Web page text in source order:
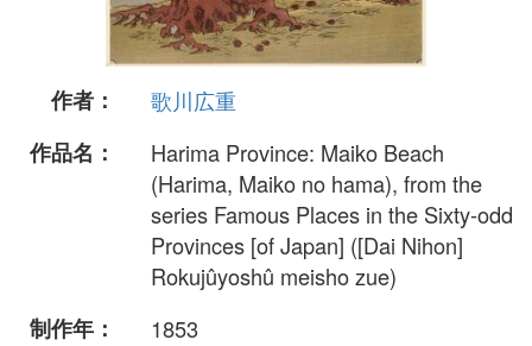
作者：
歌川広重
作品名：
Harima Province: Maiko Beach
(Harima, Maiko no hama), from the
series Famous Places in the Sixty-odd
Provinces [of Japan] ([Dai Nihon]
Rokujûyoshû meisho zue)
制作年：
1853